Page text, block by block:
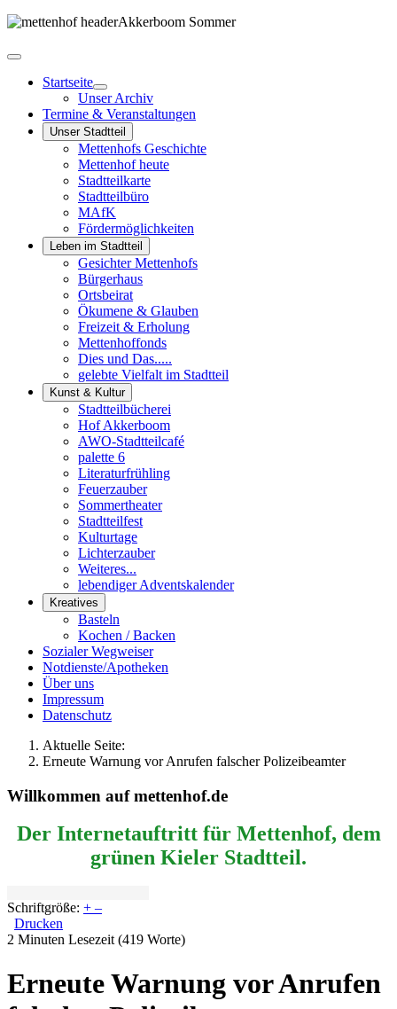
Startseite
Unser Archiv
Termine & Veranstaltungen
Unser Stadtteil
Mettenhofs Geschichte
Mettenhof heute
Stadtteilkarte
Stadtteilbüro
MAfK
Fördermöglichkeiten
Leben im Stadtteil
Gesichter Mettenhofs
Bürgerhaus
Ortsbeirat
Ökumene & Glauben
Freizeit & Erholung
Mettenhoffonds
Dies und Das.....
gelebte Vielfalt im Stadtteil
Kunst & Kultur
Stadtteilbücherei
Hof Akkerboom
AWO-Stadtteilcafé
palette 6
Literaturfrühling
Feuerzauber
Sommertheater
Stadtteilfest
Kulturtage
Lichterzauber
Weiteres...
lebendiger Adventskalender
Kreatives
Basteln
Kochen / Backen
Sozialer Wegweiser
Notdienste/Apotheken
Über uns
Impressum
Datenschutz
Aktuelle Seite:
Erneute Warnung vor Anrufen falscher Polizeibeamter
Willkommen auf mettenhof.de
Der Internetauftritt für Mettenhof, dem
grünen Kieler Stadtteil.
Schriftgröße: + –
Drucken
2 Minuten Lesezeit (419 Worte)
Erneute Warnung vor Anrufen